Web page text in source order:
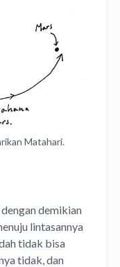
Matahari.
demikian
lintasannya
tidak bisa
tidak, dan